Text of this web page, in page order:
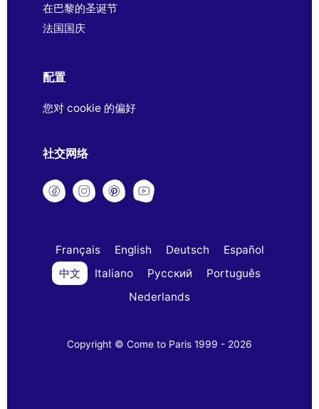
在巴黎的圣诞节
法国国庆
配置
您对 cookie 的偏好
社交网络
Français English Deutsch
Español
中文
Italiano Русский
Português
Nederlands
Copyright © Come to Paris 1999 - 2026